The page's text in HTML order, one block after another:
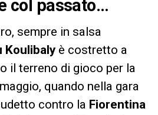
col passato…
sempre in salsa
Koulibalyè costretto a
il terreno di gioco per la
quando nella gara
contro la Fiorentina